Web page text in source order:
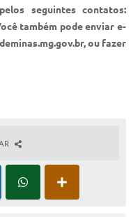
seguintes contatos:
também pode enviar e-
, ou fazer